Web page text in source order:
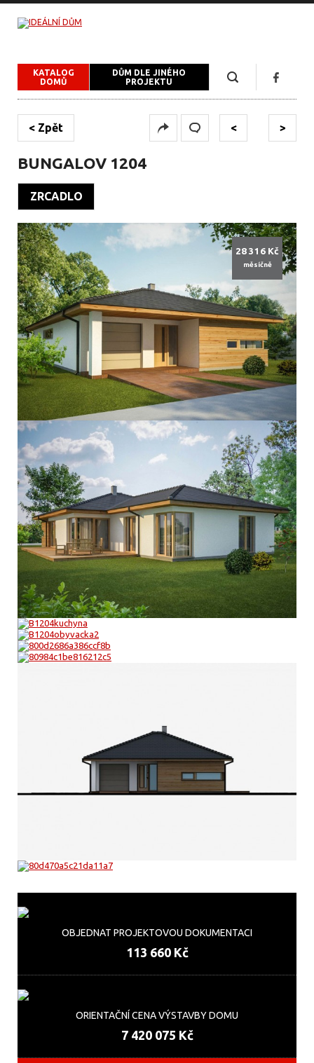
KATALOG
DOMŮ
DŮM DLE JINÉHO
PROJEKTU
>
<
< Zpět
BUNGALOV 1204
ZRCADLO
28 316 Kč
měsíčně
OBJEDNAT PROJEKTOVOU DOKUMENTACI
113 660 Kč
ORIENTAČNÍ CENA VÝSTAVBY DOMU
7 420 075 Kč